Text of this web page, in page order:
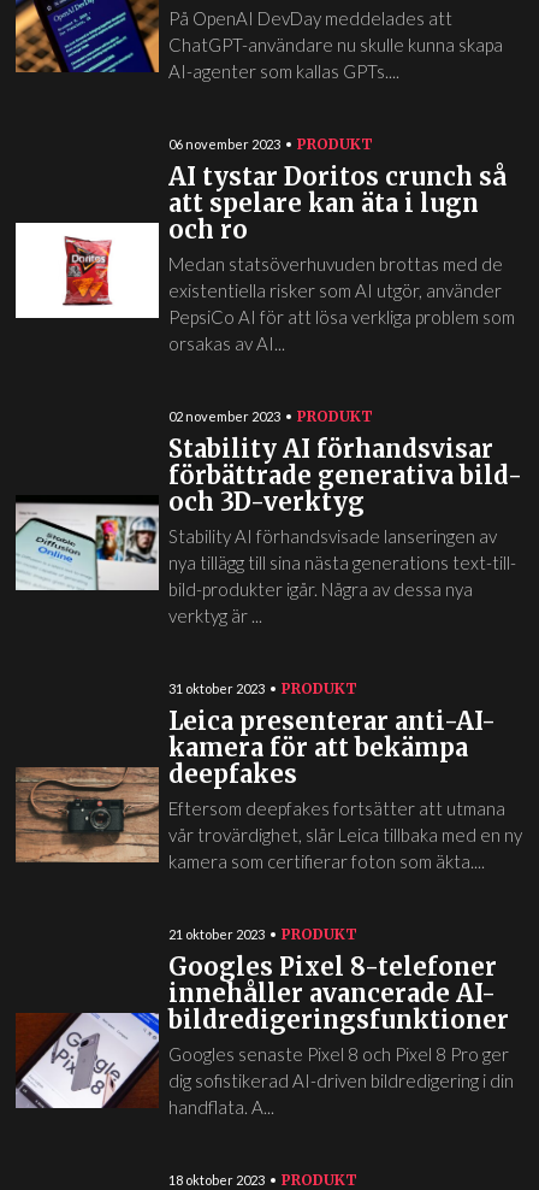
På OpenAI DevDay meddelades att
ChatGPT-användare nu skulle kunna skapa
AI-agenter som kallas GPTs....
06 november 2023 PRODUKT
AI tystar Doritos crunch så
att spelare kan äta i lugn
och ro
Medan statsöverhuvuden brottas med de
existentiella risker som AI utgör, använder
PepsiCo AI för att lösa verkliga problem som
orsakas av AI...
02 november 2023 PRODUKT
Stability AI förhandsvisar
förbättrade generativa bild-
och 3D-verktyg
Stability AI förhandsvisade lanseringen av
nya tillägg till sina nästa generations text-till-
bild-produkter igår. Några av dessa nya
verktyg är ...
31 oktober 2023 PRODUKT
Leica presenterar anti-AI-
kamera för att bekämpa
deepfakes
Eftersom deepfakes fortsätter att utmana
vår trovärdighet, slår Leica tillbaka med en ny
kamera som certifierar foton som äkta....
21 oktober 2023 PRODUKT
Googles Pixel 8-telefoner
innehåller avancerade AI-
bildredigeringsfunktioner
Googles senaste Pixel 8 och Pixel 8 Pro ger
dig sofistikerad AI-driven bildredigering i din
handflata. A...
18 oktober 2023 PRODUKT